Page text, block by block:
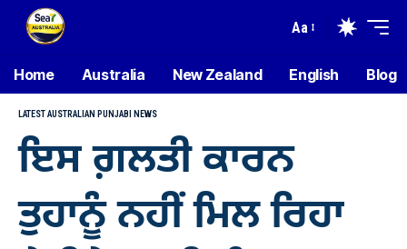
Aa
Home Australia New Zealand English Blog
LATEST AUSTRALIAN PUNJABI NEWS
ਇਸ ਗ਼ਲਤੀ ਕਾਰਨ
ਤੁਹਾਨੂੰ ਨਹੀਂ ਮਿਲ ਰਿਹਾ